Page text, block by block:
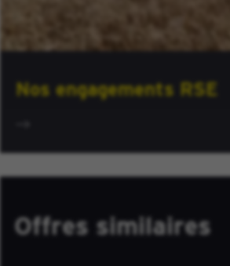
Nos engagements RSE
Offres similaires